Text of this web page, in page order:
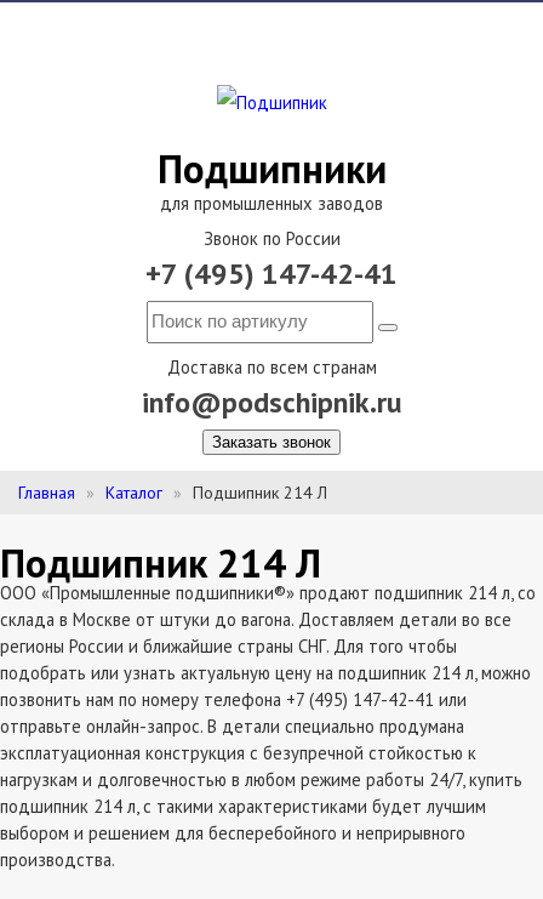
Подшипники
для промышленных заводов
Звонок по России
+7 (495) 147-42-41
Доставка по всем странам
info@podschipnik.ru
Заказать звонок
Главная Каталог Подшипник 214 Л
Подшипник 214 Л
ООО «Промышленные подшипники®» продают подшипник 214 л, со
склада в Москве от штуки до вагона. Доставляем детали во все
регионы России и ближайшие страны СНГ. Для того чтобы
подобрать или узнать актуальную цену на подшипник 214 л, можно
позвонить нам по номеру телефона +7 (495) 147-42-41 или
отправьте онлайн-запрос. В детали специально продумана
эксплатуационная конструкция с безупречной стойкостью к
нагрузкам и долговечностью в любом режиме работы 24/7, купить
подшипник 214 л, с такими характеристиками будет лучшим
выбором и решением для бесперебойного и неприрывного
производства.